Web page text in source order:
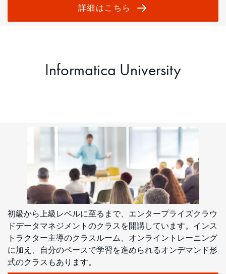
詳細はこちら
Informatica University
初級から上級レベルに至るまで、エンタープライズクラウ
ドデータマネジメントのクラスを開講しています。インス
トラクター主導のクラスルーム、オンライントレーニング
に加え、自分のペースで学習を進められるオンデマンド形
式のクラスもあります。